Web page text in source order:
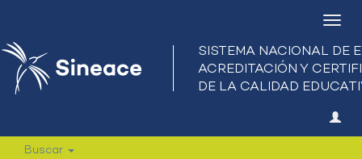
Buscar